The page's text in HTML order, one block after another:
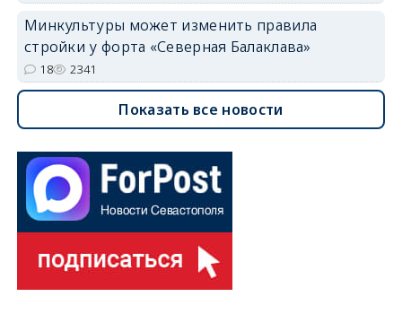
Минкультуры может изменить правила
стройки у форта «Северная Балаклава»
18 2341
Показать все новости